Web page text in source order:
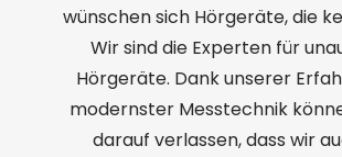
wünschen sich Hörgeräte, die
Wir sind die Experten für
Hörgeräte. Dank unserer
modernster Messtechnik
darauf verlassen, dass wir